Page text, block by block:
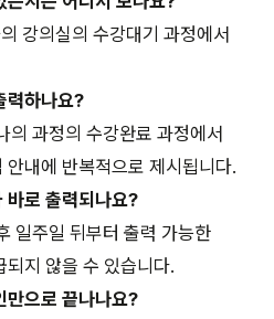
강의실의 수강대기 과정에서
력하나요?
의 과정의 수강완료 과정에서
안내에 반복적으로 제시됩니다.
바로 출력되나요?
일주일 뒤부터 출력 가능한
되지 않을 수 있습니다.
만으로 끝나나요?